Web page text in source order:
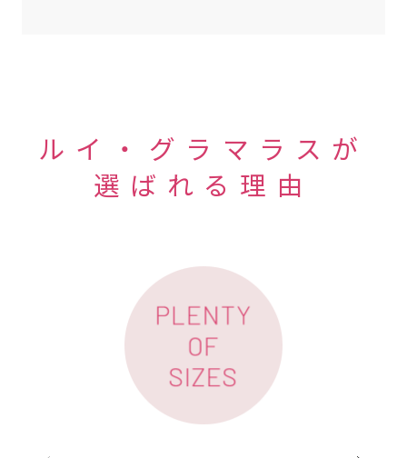
ルイ・グラマラスが
選ばれる理由